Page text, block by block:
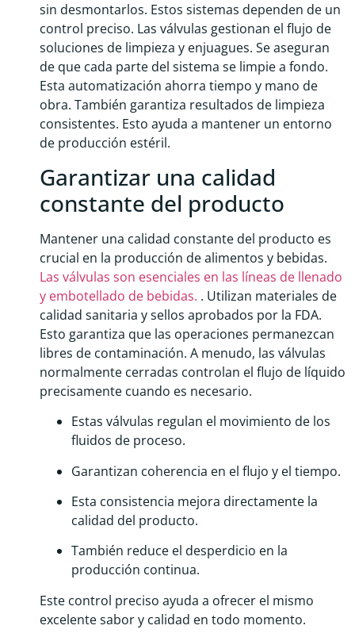
sin desmontarlos. Estos sistemas dependen de un
control preciso. Las válvulas gestionan el flujo de
soluciones de limpieza y enjuagues. Se aseguran
de que cada parte del sistema se limpie a fondo.
Esta automatización ahorra tiempo y mano de
obra. También garantiza resultados de limpieza
consistentes. Esto ayuda a mantener un entorno
de producción estéril.
Garantizar una calidad
constante del producto
Mantener una calidad constante del producto es
crucial en la producción de alimentos y bebidas.
Las válvulas son esenciales en las líneas de llenado
y embotellado de bebidas. . Utilizan materiales de
calidad sanitaria y sellos aprobados por la FDA.
Esto garantiza que las operaciones permanezcan
libres de contaminación. A menudo, las válvulas
normalmente cerradas controlan el flujo de líquido
precisamente cuando es necesario.
Estas válvulas regulan el movimiento de los
fluidos de proceso.
Garantizan coherencia en el flujo y el tiempo.
Esta consistencia mejora directamente la
calidad del producto.
También reduce el desperdicio en la
producción continua.
Este control preciso ayuda a ofrecer el mismo
excelente sabor y calidad en todo momento.